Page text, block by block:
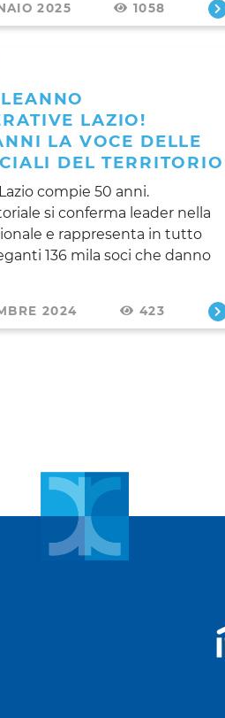
2025 1058
LAZIO!
LA VOCE DELLE
DEL TERRITORIO
compie 50 anni.
si conferma leader nella
e rappresenta in tutto
136 mila soci che danno
2024 423